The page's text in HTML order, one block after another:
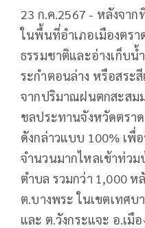
23 ก.ค.2567 - หลังจา
ในพื้นที่อำเภอเมืองตร
ธรรมชาติและอ่างเก็บน้
ระกำตอนล่าง หรือสระ
จากปริมาณฝนตกสะสม
ชลประทานจังหวัดตรา
ดังกล่าวแบบ 100% เพื่
จำนวนมากไหลเข้าท่ว
ตำบล รวมกว่า 1,000 ห
ต.บางพระ ในเขตเทศบ
และ ต.วังกระแจะ อ.เมื